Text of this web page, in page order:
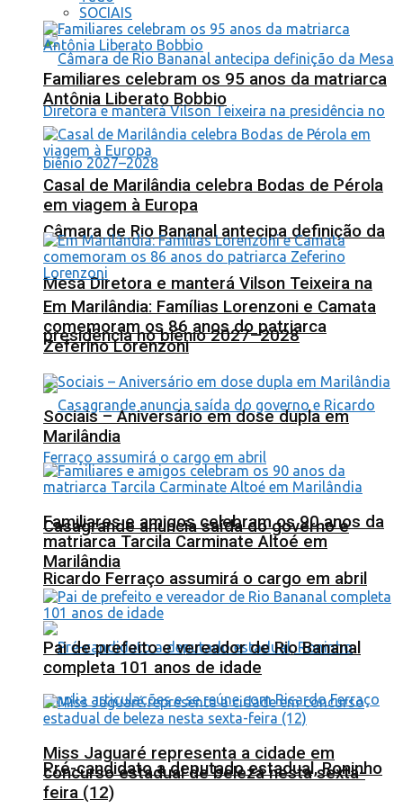
Câmara de Rio Bananal antecipa definição da
Mesa Diretora e manterá Vilson Teixeira na
presidência no biênio 2027–2028
Casagrande anuncia saída do governo e
Ricardo Ferraço assumirá o cargo em abril
Pré-candidato a deputado estadual, Roninho
SOCIAIS
Familiares celebram os 95 anos da matriarca
Antônia Liberato Bobbio
Casal de Marilândia celebra Bodas de Pérola
em viagem à Europa
Em Marilândia: Famílias Lorenzoni e Camata
comemoram os 86 anos do patriarca
Zeferino Lorenzoni
Sociais – Aniversário em dose dupla em
Marilândia
Familiares e amigos celebram os 90 anos da
matriarca Tarcila Carminate Altoé em
Marilândia
Pai de prefeito e vereador de Rio Bananal
completa 101 anos de idade
Miss Jaguaré representa a cidade em
concurso estadual de beleza nesta sexta-
feira (12)